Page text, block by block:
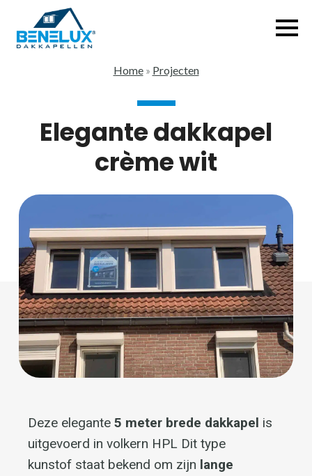
Home» Projecten
Elegante dakkapel
crème wit
5 meter brede dakkapel
lange